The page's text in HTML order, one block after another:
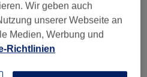
Wir geben auch
unserer Webseite an
Medien, Werbung und
Richtlinien